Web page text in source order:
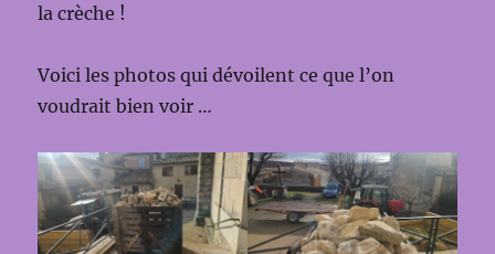
la crèche !
Voici les photos qui dévoilent ce que l’on
voudrait bien voir …